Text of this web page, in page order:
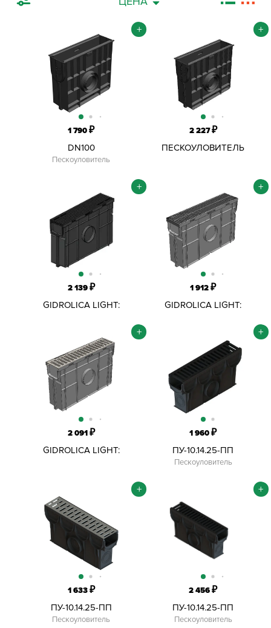
1 790₽
DN100
Пескоуловитель
+
2 227₽
ПЕСКОУЛОВИТЕЛЬ
+
2 139₽
GIDROLICA LIGHT:
ЯЧЕИСТОЙ РЕШЕТ. 116Х320
+
1 912₽
GIDROLICA LIGHT:
ПЛАСТИКОВЫЙ С ПЛАСТ.
РЕШЕТКОЙ 116Х320
+
2 091₽
GIDROLICA LIGHT:
РЕШЕТКОЙ 116Х320
+
1 960₽
ПУ-10.14.25-ПП
Пескоуловитель
+
1 633₽
ПУ-10.14.25-ПП
Пескоуловитель
+
2 456₽
ПУ-10.14.25-ПП
Пескоуловитель
+